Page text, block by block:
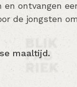
ontvangen
de jongsten
maaltijd.